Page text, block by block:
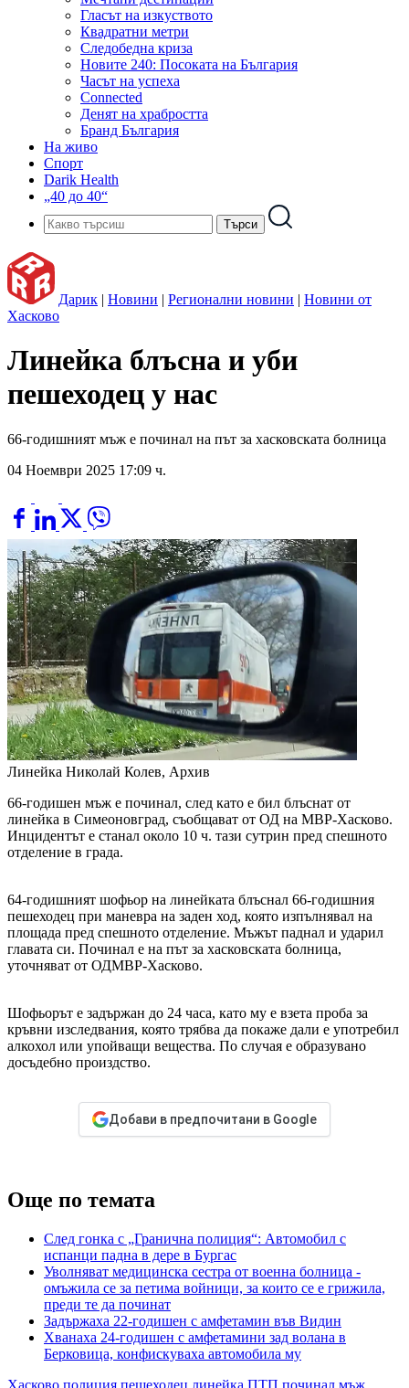
Гласът на изкуството
Квадратни метри
Следобедна криза
Новите 240: Посоката на България
Часът на успеха
Connected
Денят на храбростта
Бранд България
На живо
Спорт
Darik Health
„40 до 40“
Дарик | Новини | Регионални новини | Новини от
Хасково
Линейка блъсна и уби
пешеходец у нас
66-годишният мъж е починал на път за хасковската болница
04 Ноември 2025 17:09 ч.
Линейка Николай Колев, Архив
66-годишен мъж е починал, след като е бил блъснат от
линейка в Симеоновград, съобщават от ОД на МВР-Хасково.
Инцидентът е станал около 10 ч. тази сутрин пред спешното
отделение в града.
64-годишният шофьор на линейката блъснал 66-годишния
пешеходец при маневра на заден ход, която изпълнявал на
площада пред спешното отделение. Мъжът паднал и ударил
главата си. Починал е на път за хасковската болница,
уточняват от ОДМВР-Хасково.
Шофьорът е задържан до 24 часа, като му е взета проба за
кръвни изследвания, която трябва да покаже дали е употребил
алкохол или упойващи вещества. По случая е образувано
досъдебно произдство.
Добави в предпочитани в Google
Още по темата
След гонка с „Гранична полиция“: Автомобил с
испанци падна в дере в Бургас
Уволняват медицинска сестра от военна болница -
омъжила се за петима войници, за които се е грижила,
преди те да починат
Задържаха 22-годишен с амфетамин във Видин
Хванаха 24-годишен с амфетамини зад волана в
Берковица, конфискуваха автомобила му